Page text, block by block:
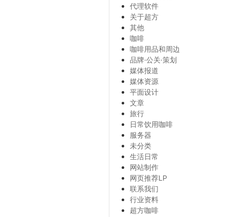
代理软件
关于超方
其他
咖啡
咖啡用品和周边
品牌·公关·策划
媒体报道
媒体资源
平面设计
文章
旅行
日常饮用咖啡
服务器
未分类
生活日常
网站制作
网页推荐LP
联系我们
行业资料
超方咖啡